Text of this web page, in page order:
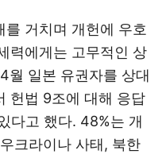
거치며 개헌에 우호
력에게는 고무적인 상
월 일본 유권자를 상대
헌법 9조에 대해 응답
다고 했다. 48%는 개
크라이나 사태, 북한